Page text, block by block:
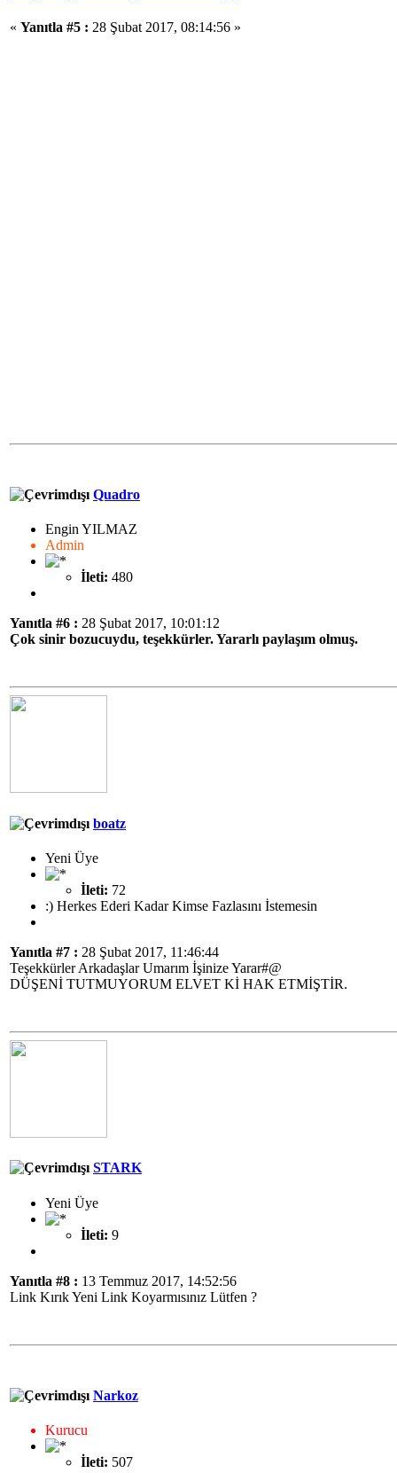
« Yanıtla #5 : 28 Şubat 2017, 08:14:56 »
Quadro
Engin YILMAZ
Admin
İleti: 480
Yanıtla #6 : 28 Şubat 2017, 10:01:12
Çok sinir bozucuydu, teşekkürler. Yararlı paylaşım olmuş.
boatz
Yeni Üye
İleti: 72
:) Herkes Ederi Kadar Kimse Fazlasını İstemesin
Yanıtla #7 : 28 Şubat 2017, 11:46:44
Teşekkürler Arkadaşlar Umarım İşinize Yarar#@
DÜŞENİ TUTMUYORUM ELVET Kİ HAK ETMİŞTİR.
STARK
Yeni Üye
İleti: 9
Yanıtla #8 : 13 Temmuz 2017, 14:52:56
Link Kırık Yeni Link Koyarmısınız Lütfen ?
Narkoz
Kurucu
İleti: 507